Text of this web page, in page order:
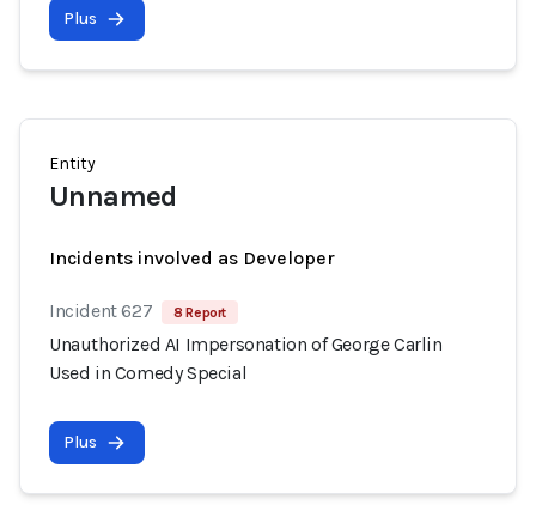
Plus
Entity
Unnamed
Incidents involved as Developer
Incident 627 8 Report
Unauthorized AI Impersonation of George Carlin
Used in Comedy Special
Plus